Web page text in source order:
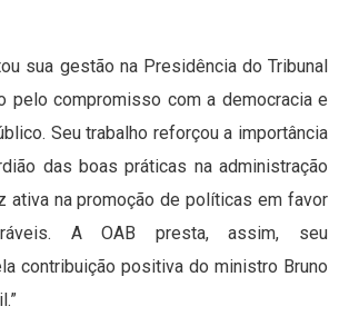
sua gestão na Presidência do Tribunal
pelo compromisso com a democracia e
Seu trabalho reforçou a importância
das boas práticas na administração
ativa na promoção de políticas em favor
A OAB presta, assim, seu
contribuição positiva do ministro Bruno